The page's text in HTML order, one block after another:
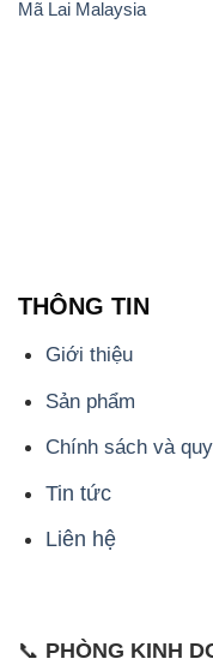
Chính sách và
🌐 Website: https://
028.3756.1842
- 0932.660.696 -
0902.765.866
📧 Email:
1229C Quốc lộ